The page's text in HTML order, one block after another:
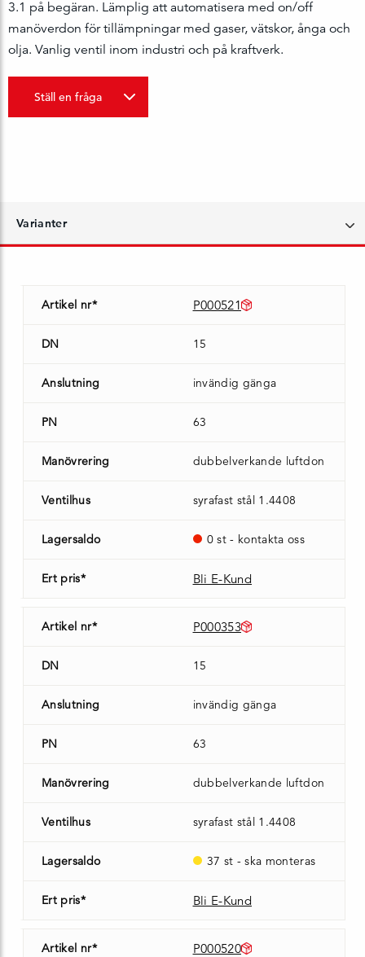
3.1 på begäran. Lämplig att automatisera med on/off
manöverdon för tillämpningar med gaser, vätskor, ånga och
olja. Vanlig ventil inom industri och på kraftverk.
Ställ en fråga
Varianter
Artikel nr* P000521
DN 15
Anslutning invändig gänga
PN 63
Manövrering dubbelverkande luftdon
Ventilhus syrafast stål 1.4408
Lagersaldo 0 st - kontakta oss
Ert pris* Bli E-Kund
Artikel nr* P000353
DN 15
Anslutning invändig gänga
PN 63
Manövrering dubbelverkande luftdon
Ventilhus syrafast stål 1.4408
Lagersaldo 37 st - ska monteras
Ert pris* Bli E-Kund
Artikel nr* P000520